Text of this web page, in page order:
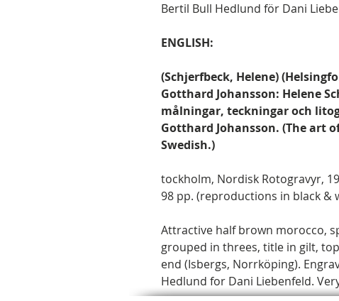
Bertil Bull Hedlund för Dani
ENGLISH:
(Schjerfbeck, Helene)
Gotthard Johansson: Helene
målningar, teckningar och
Gotthard Johansson. (The art
Swedish.)
tockholm, Nordisk Rotogravyr,
98 pp. (reproductions in black &
Attractive half brown morocco,
grouped in threes, title in gilt,
end (Isbergs, Norrköping).
Hedlund for Dani Liebenfeld.